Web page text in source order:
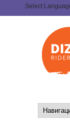
Select